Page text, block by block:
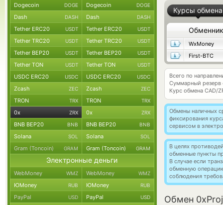
Курсы обмена
Обменник
WxMoney
First-BTC
Всего по
Суммарный резерв
Курс обмена CAD/
Обмены наличных
фиксирования
сервисом в
В целях
обменные пункты
В случае если
обменную
соблюдения
Обмен
Dogecoin DOGE Dogecoin DOGE
Dash DASH Dash DASH
Tether ERC20 USDT Tether ERC20 USDT
Tether TRC20 USDT Tether TRC20 USDT
Tether BEP20 USDT Tether BEP20 USDT
Tether TON USDT Tether TON USDT
USDC ERC20 USDC USDC ERC20 USDC
Zcash ZEC Zcash ZEC
TRON TRX TRON TRX
0x ZRX 0x ZRX
BNB BEP20 BNB BNB BEP20 BNB
Solana SOL Solana SOL
Gram (Toncoin) GRAM Gram (Toncoin) GRAM
Электронные деньги
WebMoney WMZ WebMoney WMZ
ЮMoney RUB ЮMoney RUB
PayPal USD PayPal USD